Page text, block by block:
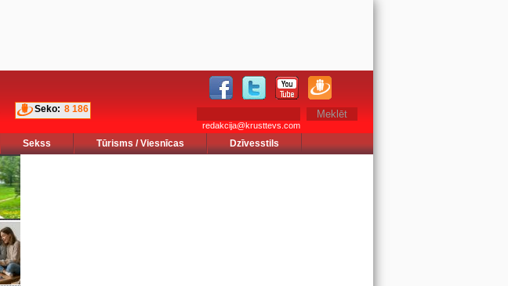
Seko: 8 186
redakcija@krusttevs.com
Sekss Tūrisms / Viesnīcas Dzīvesstils